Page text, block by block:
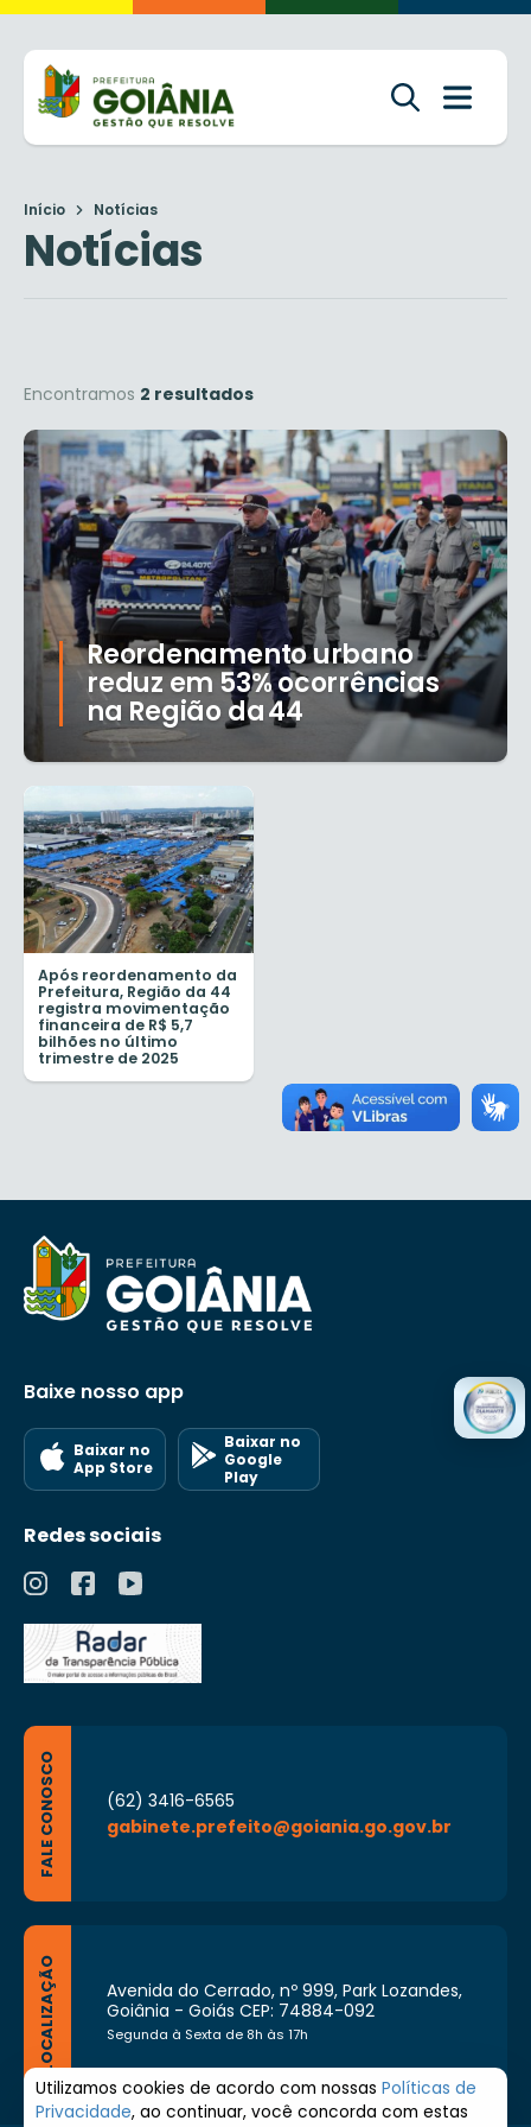
Início Notícias
Notícias
Encontramos 2 resultados
Reordenamento urbano
reduz em 53% ocorrências
na Região da 44
Após reordenamento da
Prefeitura, Região da 44
registra movimentação
financeira de R$ 5,7
bilhões no último
trimestre de 2025
Baixe nosso app
Baixar no
App Store
Baixar no
Google
Play
Redes sociais
FALE CONOSCO
(62) 3416-6565
gabinete.prefeito@goiania.go.gov.br
LOCALIZAÇÃO
Avenida do Cerrado, nº 999, Park Lozandes,
Goiânia - Goiás CEP: 74884-092
Segunda à Sexta de 8h às 17h
Utilizamos cookies de acordo com nossas Políticas de
Privacidade, ao continuar, você concorda com estas